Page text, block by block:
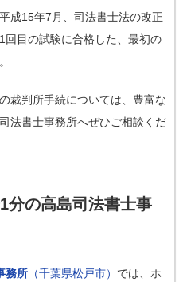
成15年7月、司法書士法の改正
回目の試験に合格した、最初の
裁判所手続については、豊富な
法書士事務所へぜひご相談くだ
分の高島司法書士事
務所 （千葉県松戸市） では、ホ